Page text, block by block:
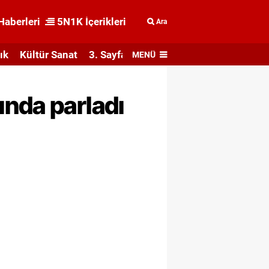
5N1K İçerikleri Ara
Kültür Sanat 3. Sayfa MENÜ
parladı